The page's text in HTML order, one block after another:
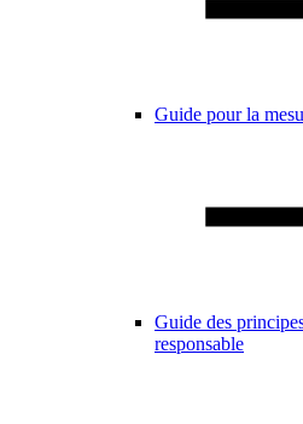
Guide pour la
Guide des
responsable